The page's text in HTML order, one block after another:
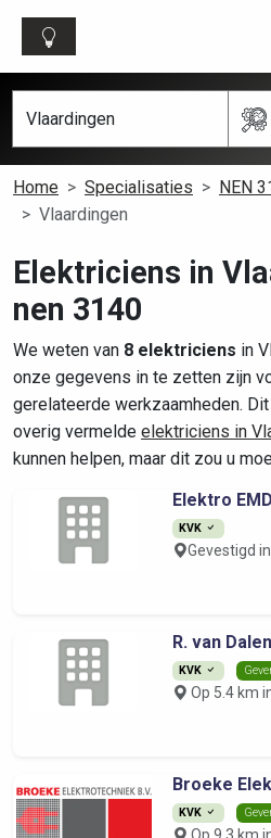
Home Specialisaties NEN
Vlaardingen
Elektriciens in
nen 3140
We weten van 8 elektriciens in
onze gegevens in te zetten zijn
gerelateerde werkzaamheden.
overig vermelde elektriciens in
kunnen helpen, maar dit zou u
Elektro
KVK
Gevestigd
R. van
KVK
Op 5.4 km
Broeke
KVK